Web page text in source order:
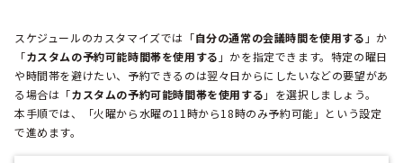
スケジュールのカスタマイズでは「自分の通常の会議時間を使用する 」か
「カスタムの予約可能時間帯を使用する 」かを指定できます。特定の曜日
や時間帯を避けたい、予約できるのは翌々日からにしたいなどの要望があ
る場合は「カスタムの予約可能時間帯を使用する 」を選択しましょう。
本手順では、「火曜から水曜の11時から18時のみ予約可能」という設定
で進めます。